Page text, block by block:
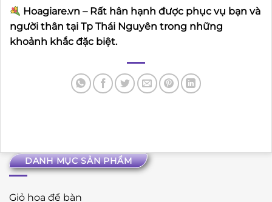
DANH MỤC SẢN PHẨM
Giỏ hoa để bàn
Hoagiare.vn – Rất hân hạnh được phục vụ bạn và
người thân tại Tp Thái Nguyên trong những
khoảnh khắc đặc biệt.